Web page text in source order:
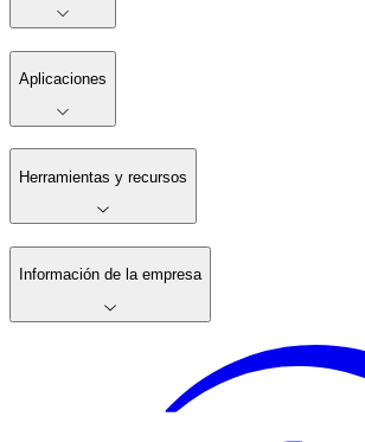
Aplicaciones
Herramientas y recursos
Información de la empresa